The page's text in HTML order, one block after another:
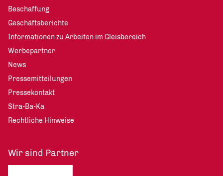
Beschaffung
Geschäftsberichte
Informationen zu Arbeiten im Gleisbereich
Werbepartner
News
Pressemitteilungen
Pressekontakt
Stra-Ba-Ka
Rechtliche Hinweise
Wir sind Partner